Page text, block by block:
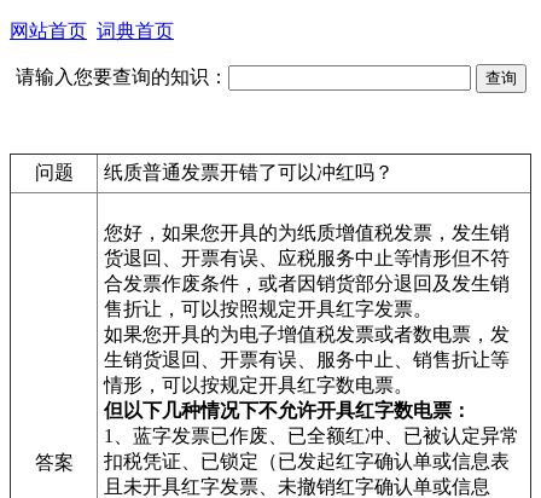
网站首页 词典首页
请输入您要查询的知识：
问题 纸质普通发票开错了可以冲红吗？
答案
您好，如果您开具的为纸质增值税发票，发生销
货退回、开票有误、应税服务中止等情形但不符
合发票作废条件，或者因销货部分退回及发生销
售折让，可以按照规定开具红字发票。
如果您开具的为电子增值税发票或者数电票，发
生销货退回、开票有误、服务中止、销售折让等
情形，可以按规定开具红字数电票。
但以下几种情况下不允许开具红字数电票：
1、蓝字发票已作废、已全额红冲、已被认定异常
扣税凭证、已锁定（已发起红字确认单或信息表
且未开具红字发票、未撤销红字确认单或信息